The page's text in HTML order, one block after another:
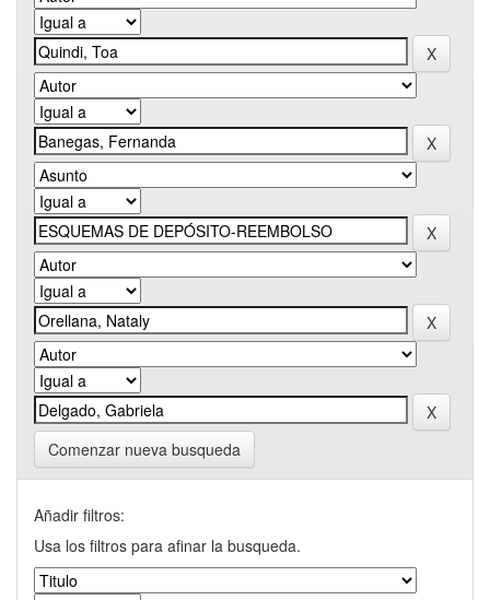
Comenzar nueva busqueda
Añadir filtros:
Usa los filtros para afinar la busqueda.